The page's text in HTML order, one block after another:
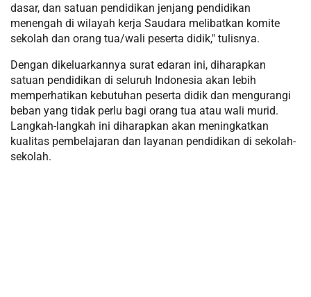
dasar, dan satuan pendidikan jenjang pendidikan
menengah di wilayah kerja Saudara melibatkan komite
sekolah dan orang tua/wali peserta didik," tulisnya.
Dengan dikeluarkannya surat edaran ini, diharapkan
satuan pendidikan di seluruh Indonesia akan lebih
memperhatikan kebutuhan peserta didik dan mengurangi
beban yang tidak perlu bagi orang tua atau wali murid.
Langkah-langkah ini diharapkan akan meningkatkan
kualitas pembelajaran dan layanan pendidikan di sekolah-
sekolah.